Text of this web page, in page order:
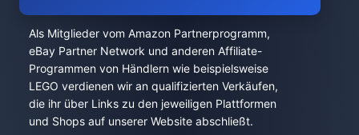
Als Mitglieder vom Amazon Partnerprogramm,
eBay Partner Network und anderen Affiliate-
Programmen von Händlern wie beispielsweise
LEGO verdienen wir an qualifizierten Verkäufen,
die ihr über Links zu den jeweiligen Plattformen
und Shops auf unserer Website abschließt.